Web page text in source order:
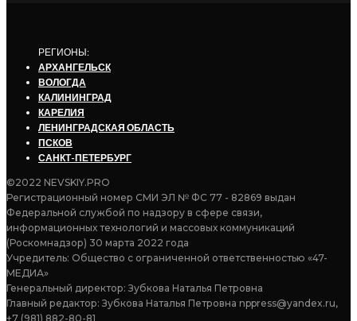
РЕГИОНЫ:
АРХАНГЕЛЬСК
ВОЛОГДА
КАЛИНИНГРАД
КАРЕЛИЯ
ЛЕНИНГРАДСКАЯ ОБЛАСТЬ
ПСКОВ
САНКТ-ПЕТЕРБУРГ
©2022 NEVSKIY.PRO
Регистрационный номер СМИ ЭЛ № ФС 77 - 82869 выдан
Федеральной службой по надзору в сфере связи,
информационных технологий и массовых коммуникаций
(Роскомнадзор) 30 марта 2022 года
Учредитель: Общество с ограниченной ответственностью «47-
МЕДИА»
Генеральный директор: Зубкова Наталья Петровна
Главный редактор: Зубкова Наталья Петровна nppress@yandex.ru,
+7 (981) 882-80-81